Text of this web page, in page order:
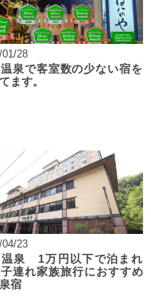
01/28
泉で客室数の少ない宿を
ます。
04/23
温泉 1万円以下で泊まれ
連れ家族旅行におすすめ
宿